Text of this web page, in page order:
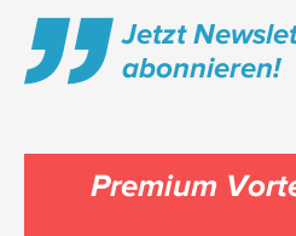
Jetzt
abonnieren!
Premium